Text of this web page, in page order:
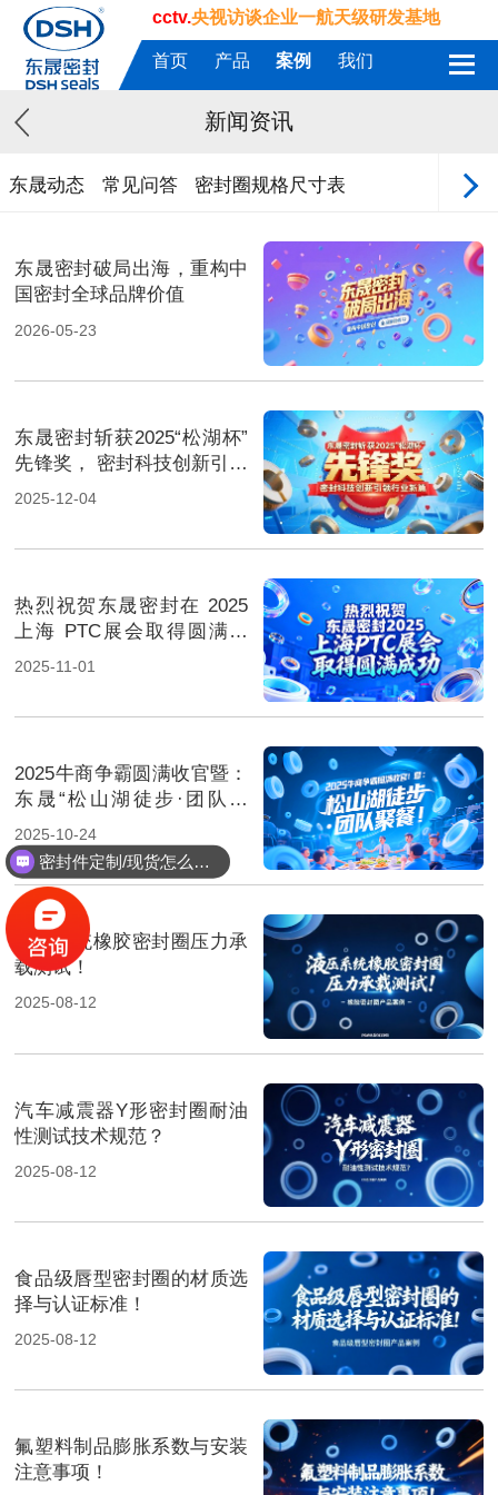
cctv.央视访谈企业一航天级研发基地
首页 产品 案例 我们
新闻资讯
东晟动态 常见问答 密封圈规格尺寸表
东晟密封破局出海，重构中
国密封全球品牌价值
2026-05-23
东晟密封斩获2025“松湖杯”
先锋奖， 密封科技创新引领
行业新篇！
2025-12-04
热烈祝贺东晟密封在 2025
上海 PTC展会取得圆满成
功！
2025-11-01
2025牛商争霸圆满收官暨：
东晟“松山湖徒步·团队聚
餐”！
2025-10-24
液压系统橡胶密封圈压力承
载测试！
2025-08-12
汽车减震器Y形密封圈耐油
性测试技术规范？
2025-08-12
食品级唇型密封圈的材质选
择与认证标准！
2025-08-12
氟塑料制品膨胀系数与安装
注意事项！
密封件定制/现货怎么报价，起订量多少？